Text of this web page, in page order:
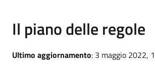
Il piano delle regole
Ultimo aggiornamento: 3 maggio 2022,